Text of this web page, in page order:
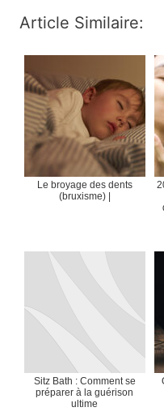
Article Similaire:
Le broyage des dents
(bruxisme) |
Sitz Bath : Comment se
préparer à la guérison
ultime